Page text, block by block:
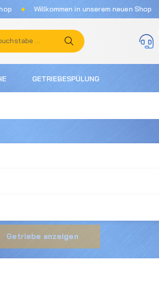
✦ Willkommen in unserem neuen Shop ✦
GETRIEBESPÜLUNG
Getriebe anzeigen